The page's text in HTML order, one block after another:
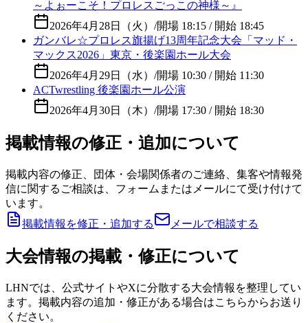
～よぉーこそ！プロレスごっこの神様～』
2026年4月28日（火） /開場 18:15 / 開始 18:45
ガンバレ☆プロレス旗揚げ13周年記念大会「マッド・
マックス2026」東京・後楽園ホール大会
2026年4月29日（水） /開場 10:30 / 開始 11:30
ACTwrestling 後楽園ホール公演
2026年4月30日（木） /開場 17:30 / 開始 18:30
掲載情報の修正・追加について
掲載内容の修正、団体・会場関係者のご連絡、集客や情報発
信に関するご相談は、フォームまたはメールにて受け付けて
います。
掲載情報を修正・追加する
メールで相談する
大会情報の掲載・修正について
LHNでは、公式サイトやXに分散する大会情報を整理してい
ます。掲載内容の追加・修正がある場合はこちらからお送り
ください。